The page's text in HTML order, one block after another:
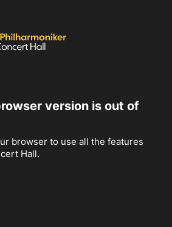
version is out of
browser to use all the features
Hall.